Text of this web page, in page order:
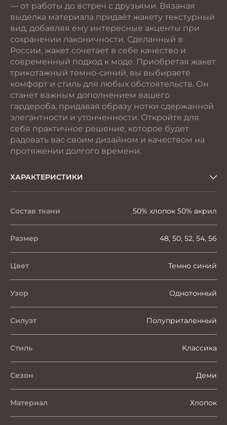
— от работы до встреч с друзьями. Вязаная
выделка материала придаёт жакету текстурный
вид, добавляя ему интересные акценты при
сохранении лаконичности. Сделанный в
России, жакет сочетает в себе качество и
современный подход к моде. Приобретая жакет
трикотажный темно-синий, вы выбираете
комфорт и стиль для любых обстоятельств. Он
станет важным дополнением вашего
гардероба, придавая образу нотки сдержанной
элегантности и утонченности. Откройте для
себя практичное решение, которое будет
радовать вас своим дизайном и качеством на
протяжении долгого времени.
ХАРАКТЕРИСТИКИ
Состав ткани 50% хлопок 50% акрил
Размер 48, 50, 52, 54, 56
Цвет Темно синий
Узор Однотонный
Силуэт Полуприталенный
Стиль Классика
Сезон Деми
Материал Хлопок